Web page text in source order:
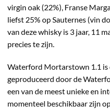
virgin oak (22%), Franse
liefst 25% op Sauternes (vin
van deze whisky is 3 jaar, 11
precies te zijn.
Waterford Mortarstown 1.1 is
geproduceerd door de
een van de meest unieke en
momenteel beschikbaar zijn